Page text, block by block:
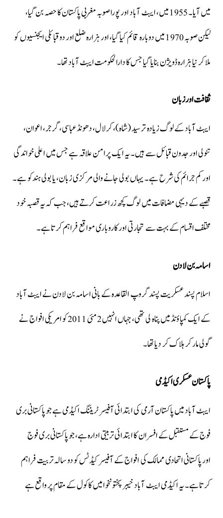
میں آیا۔ 1955 میں، ایبٹ آباد اور پورا صوبہ مغربی پاکستان کا حصہ بن گیا،
لیکن صوبہ 1970 میں دوبارہ قائم کیا گیا، اور ہزارہ ضلع اور دو قبائلی ایجنسیوں کو
ملا کر نیا ہزارہ ڈویژن بنایا گیا جس کا دارالحکومت ایبٹ آباد تھا۔
ثقافت اور زبان
ایبٹ آباد کے لوگ زیادہ تر سید (شاہ)، کرلال، دھونڈ عباسی، گرجر، اعوان،
تنولی اور جدون قبائل سے ہیں۔ یہ ایک پرامن علاقہ ہے جس میں اعلی خواندگی
اور کم جرائم کی شرح ہے۔ یہاں بولی جانے والی مرکزی زبان، یا بولی ہندکو ہے۔
قصبے کے دیہی مضافات میں لوگ کچھ زراعت کرتے ہیں، جب کہ یہ قصبہ خود
مختلف اقسام کے بہت سے تجارتی اور کاروباری مواقع فراہم کرتا ہے۔
اسامہ بن لادن
اسلام پسند عسکریت پسند گروپ القاعدہ کے بانی اسامہ بن لادن نے ایبٹ آباد
کے ایک کمپاؤنڈ میں پناہ لی تھی، جہاں انہیں 2 مئی 2011 کو امریکی افواج نے
گولی مار کر ہلاک کر دیا تھا۔
پاکستان عسکری اکیڈمی
ایبٹ آباد میں پاکستان آرمی کی ابتدائی آفیسر ٹریننگ اکیڈمی ہے جو پاکستانی بری
فوج کے مستقبل کے افسران کا ابتدائی تربیتی ادارہ ہے، جو پاکستانی بری فوج
اور پاکستانی اتحادی ممالک کی افواج کے آفیسر کیڈٹس کو دو سالہ تربیت فراہم
کرتا ہے۔ یہ اکیڈمی ایبٹ آباد خیبر پختونخوا میں کاکول کے مقام پر واقع ہے